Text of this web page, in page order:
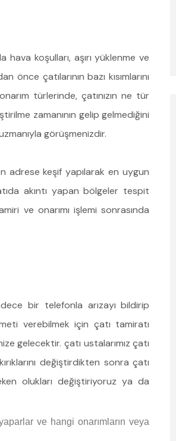
hava koşulları, aşırı yüklenme ve
çatılarının bazı kısımlarını
türlerinde, çatınızın ne tür
zamanının gelip gelmediğini
görüşmenizdir.
adrese keşif yapılarak en uygun
akıntı yapan bölgeler tespit
ve onarımı işlemi sonrasında
bir telefonla arızayı bildirip
verebilmek için çatı tamiratı
gelecektir. çatı ustalarımız çatı
değiştirdikten sonra çatı
olukları değiştiriyoruz ya da
ve hangi onarımların veya